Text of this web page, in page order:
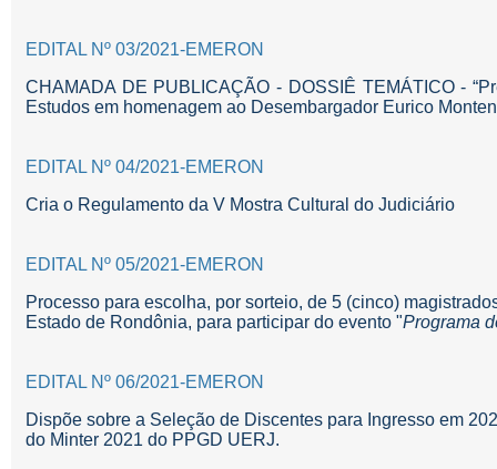
EDITAL Nº 03/2021-EMERON
CHAMADA DE PUBLICAÇÃO - DOSSIÊ TEMÁTICO -
Estudos em homenagem ao Desembargador Eurico
EDITAL Nº 04/2021-EMERON
Cria o Regulamento da V Mostra Cultural do Judiciário
EDITAL Nº 05/2021-EMERON
Processo para escolha, por sorteio, de 5 (cinco)
Estado de Rondônia, para participar do evento "Programa
EDITAL Nº 06/2021-EMERON
Dispõe sobre a Seleção de Discentes para Ingresso em
do Minter 2021 do PPGD UERJ.